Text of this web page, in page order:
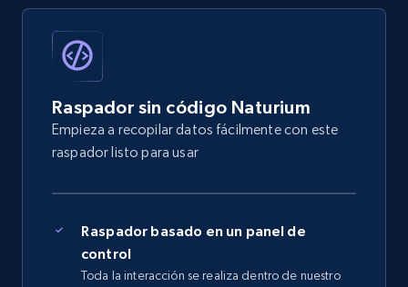
Raspador sin código Naturium
Empieza a recopilar datos fácilmente con este
raspador listo para usar
Raspador basado en un panel de
control
Toda la interacción se realiza dentro de nuestro